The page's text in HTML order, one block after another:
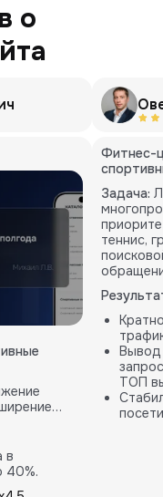
о
в
40%.
Фитнес-
Задача:
теннис,
ТОП